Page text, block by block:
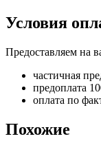
Условия
Предоставляем на
частичная
предоплата
оплата по
Похожие